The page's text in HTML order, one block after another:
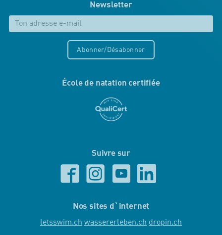
Newsletter
Abonner/Désabonner
École de natation certifiée
Suivre sur
Nos sites d`internet
letsswim.ch wassererleben.ch dropin.ch